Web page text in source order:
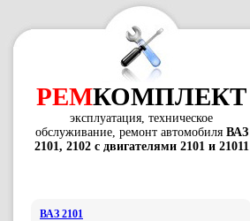
РЕМКОМПЛЕКТ
эксплуатация, техническое
обслуживание, ремонт автомобиля ВАЗ
2101, 2102 с двигателями 2101 и 21011
ВАЗ 2101